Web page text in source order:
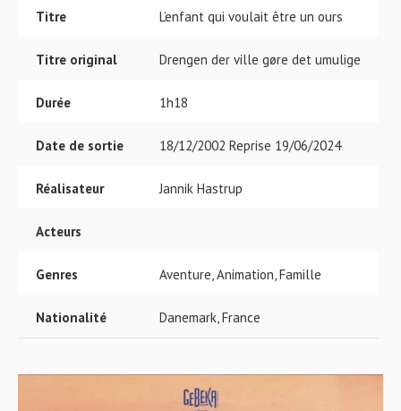
Titre L’enfant qui voulait être un ours
Titre original Drengen der ville gøre det umulige
Durée 1h18
Date de sortie 18/12/2002 Reprise 19/06/2024
Réalisateur Jannik Hastrup
Acteurs
Genres Aventure, Animation, Famille
Nationalité Danemark, France